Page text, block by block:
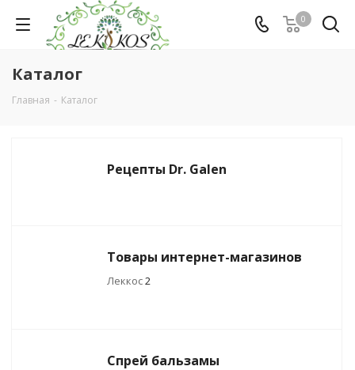
0
Каталог
Главная - Каталог
Рецепты Dr. Galen
Товары интернет-магазинов
Леккос2
Спрей бальзамы